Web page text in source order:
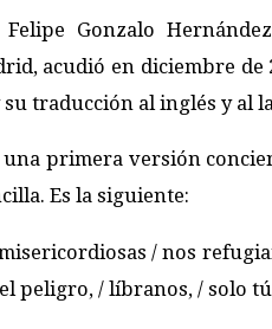
Gonzalo
acudió en diciembre
traducción al inglés y al
primera versión
Es la siguiente:
/ nos
peligro, / líbranos, / solo